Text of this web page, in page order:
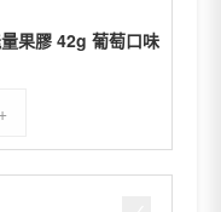
果膠 42g 葡萄口味
+